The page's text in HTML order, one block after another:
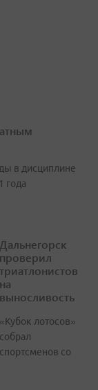
в дисциплине
года
Дальнегорск
проверил
триатлонистов
на
выносливость
«Кубок лотосов»
собрал
спортсменов со